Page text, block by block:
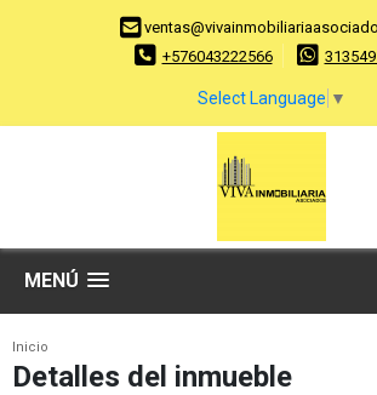
+576043222566
Select Language ▼
MENÚ
Inicio
Detalles del inmueble